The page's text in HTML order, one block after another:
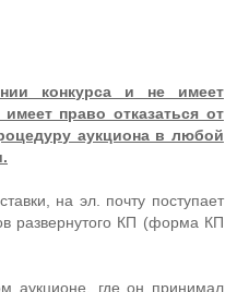
конкурса и не имеет
право отказаться от
аукциона в любой
на эл. почту поступает
развернутого КП (форма КП
аукционе, где он принимал